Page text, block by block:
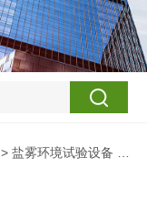
>盐雾环境试验设备